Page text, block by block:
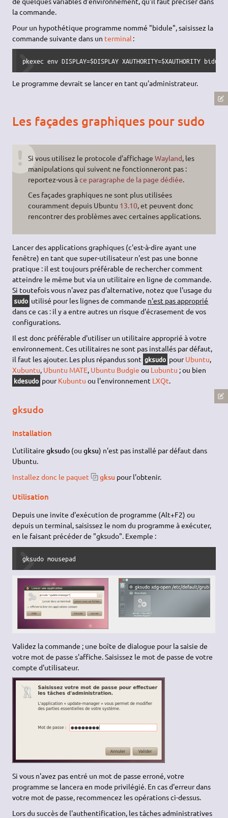
la commande.
Pour un hypothétique programme nommé "bidule", saisissez la
commande suivante dans un terminal :
pkexec env DISPLAY=$DISPLAY XAUTHORITY=$XAUTHORITY bidule
Le programme devrait se lancer en tant qu'administrateur.
Les façades graphiques pour sudo
Si vous utilisez le protocole d'affichage Wayland, les
manipulations qui suivent ne fonctionneront pas :
reportez-vous àce paragraphe de la page dédiée.
Ces façades graphiques ne sont plus utilisées
couramment depuis Ubuntu 13.10, et peuvent donc
rencontrer des problèmes avec certaines applications.
Lancer des applications graphiques (c'est-à-dire ayant une
fenêtre) en tant que super-utilisateur n'est pas une bonne
pratique : il est toujours préférable de rechercher comment
atteindre le même but via un utilitaire en ligne de commande.
Si toutefois vous n'avez pas d'alternative, notez que l'usage du
sudo utilisé pour les lignes de commande n'est pas approprié
dans ce cas : il y a entre autres un risque d'écrasement de vos
configurations.
Il est donc préférable d'utiliser un utilitaire approprié à votre
environnement. Ces utilitaires ne sont pas installés par défaut,
il faut les ajouter. Les plus répandus sont gksudo pourUbuntu,
Xubuntu, Ubuntu MATE, Ubuntu Budgie ou Lubuntu ; ou bien
kdesudo pourKubuntu ou l'environnement LXQt.
gksudo
Installation
L'utilitairegksudo (ougksu) n'est pas installé par défaut dans
Ubuntu.
Installez donc le paquet
gksu pour l'obtenir.
Utilisation
Depuis une invite d'exécution de programme (Alt+F2) ou
depuis un terminal, saisissez le nom du programme à exécuter,
en le faisant précéder de "gksudo". Exemple :
gksudo mousepad
Validez la commande ; une boîte de dialogue pour la saisie de
votre mot de passe s'affiche. Saisissez le mot de passe de votre
compte d'utilisateur.
Si vous n'avez pas entré un mot de passe erroné, votre
programme se lancera en mode privilégié. En cas d'erreur dans
votre mot de passe, recommencez les opérations ci-dessus.
Lors du succès de l'authentification, les tâches administratives